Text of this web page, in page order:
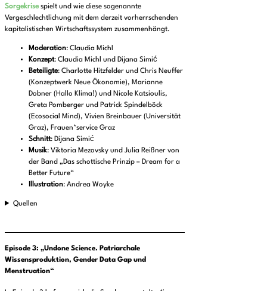
Sorgekrise spielt und wie diese sogenannte
Vergeschlechtlichung mit dem derzeit vorherrschenden
kapitalistischen Wirtschaftssystem zusammenhängt.
Moderation: Claudia Michl
Konzept: Claudia Michl und Dijana Simić
Beteiligte: Charlotte Hitzfelder und Chris Neuffer
(Konzeptwerk Neue Ökonomie), Marianne
Dobner (Hallo Klima!) und Nicole Katsioulis,
Greta Pomberger und Patrick Spindelböck
(Ecosocial Mind), Vivien Breinbauer (Universität
Graz), Frauen*service Graz
Schnitt: Dijana Simić
Musik: Viktoria Mezovsky und Julia Reißner von
der Band „Das schottische Prinzip – Dream for a
Better Future“
Illustration: Andrea Woyke
Quellen
Episode 3: „Undone Science. Patriarchale
Wissensproduktion, Gender Data Gap und
Menstruation“